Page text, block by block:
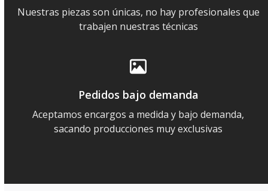
Nuestras piezas son únicas, no hay profesionales que
trabajen nuestras técnicas
Pedidos bajo demanda
Aceptamos encargos a medida y bajo demanda,
sacando producciones muy exclusivas